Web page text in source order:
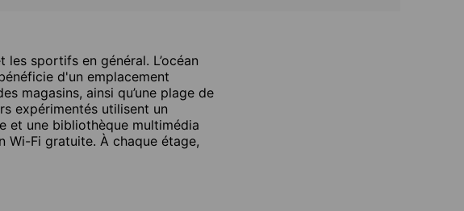
sportifs en général. L’océan
d'un emplacement
magasins, ainsi qu’une plage de
expérimentés utilisent un
et une bibliothèque multimédia
Wi-Fi gratuite. À chaque étage,